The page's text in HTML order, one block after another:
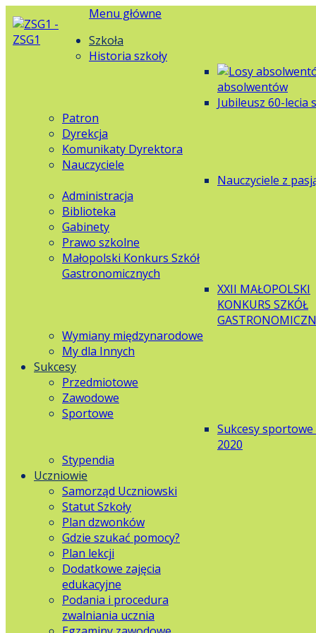
Menu główne
Szkoła
Historia szkoły
absolwentów
Jubileusz 60-lecia
Patron
Dyrekcja
Komunikaty Dyrektora
Nauczyciele
Nauczyciele z
Administracja
Biblioteka
Gabinety
Prawo szkolne
Małopolski Konkurs Szkół
Gastronomicznych
XXII MAŁOPOLSKI
KONKURS SZKÓŁ
Wymiany międzynarodowe
My dla Innych
Sukcesy
Przedmiotowe
Zawodowe
Sportowe
Sukcesy sportowe
2020
Stypendia
Uczniowie
Samorząd Uczniowski
Statut Szkoły
Plan dzwonków
Gdzie szukać pomocy?
Plan lekcji
Dodatkowe zajęcia
edukacyjne
Podania i procedura
zwalniania ucznia